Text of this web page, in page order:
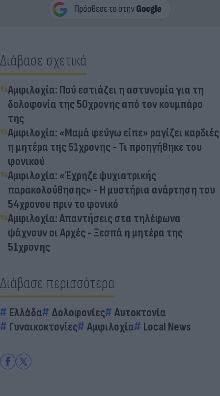
Διάβασε σχετικά
Αμφιλοχία: Πού εστιάζει η αστυνομία για τη
δολοφονία της 50χρονης από τον κουμπάρο
της
Αμφιλοχία: «Μαμά φεύγω είπε» ραγίζει καρδιές
η μητέρα της 51χρονης - Τι προηγήθηκε του
φονικού
Αμφιλοχία: «Έχρηζε ψυχιατρικής
παρακολούθησης» - Η μυστήρια ανάρτηση του
54χρονου πριν το φονικό
Αμφιλοχία: Απαντήσεις στα τηλέφωνα
ψάχνουν οι Αρχές - Ξεσπά η μητέρα της
51χρονης
Διάβασε περισσότερα
Ελλάδα Δολοφονίες
Αυτοκτονία
Γυναικοκτονίες
Αμφιλοχία Local News